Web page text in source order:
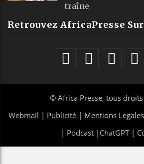
traîne
Retrouvez AfricaPresse
© Africa Presse, tous
Webmail | Publicité | Mentions
| Podcast| ChatGPT|